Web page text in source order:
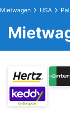
Mietwagen USA